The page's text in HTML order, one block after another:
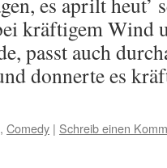
kräftigem Wind
passt auch
donnerte es
, Comedy | Schreib einen